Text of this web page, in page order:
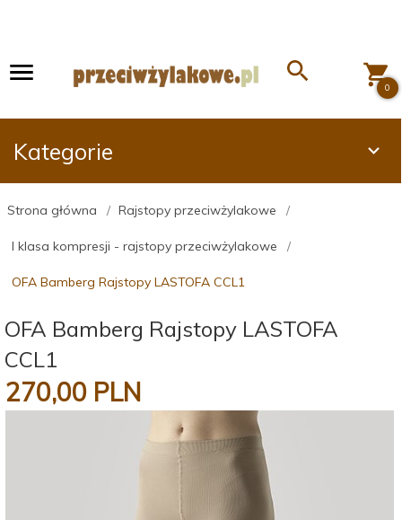
0
Kategorie
Strona główna Rajstopy przeciwżylakowe
I klasa kompresji - rajstopy przeciwżylakowe
OFA Bamberg Rajstopy LASTOFA CCL1
OFA Bamberg Rajstopy LASTOFA
CCL1
270,00 PLN